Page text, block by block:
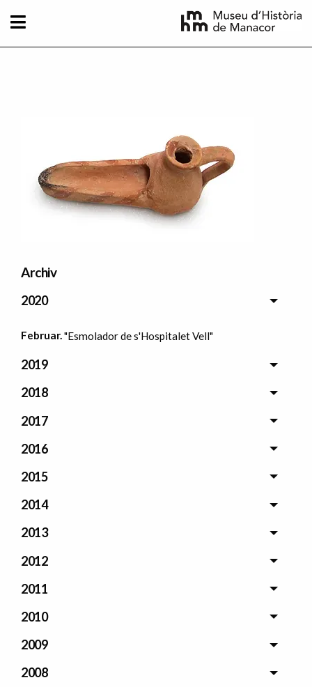
Archiv
2020
Februar."Esmolador de s'Hospitalet Vell"
2019
2018
2017
2016
2015
2014
2013
2012
2011
2010
2009
2008